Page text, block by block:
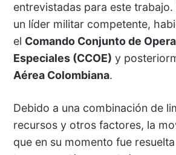
entrevistadas para este
un líder militar competente,
el Comando Conjunto de
Especiales (CCOE) y
Aérea Colombiana.
Debido a una combinación de
recursos y otros factores, la
que en su momento fue